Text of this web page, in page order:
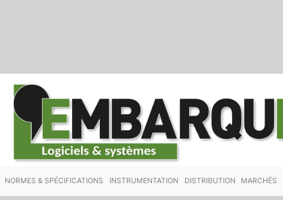
NORMES & SPÉCIFICATIONS INSTRUMENTATION DISTRIBUTION MARCHÉS